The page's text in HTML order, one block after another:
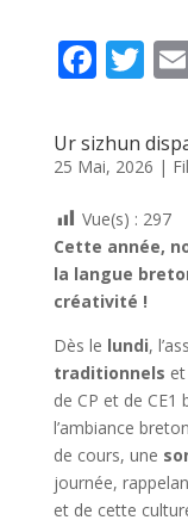
F
e
b
o
o
k
T
itt
er
Ur sizhun
25 Mai, 2026 |
Vue(s) : 297
Cette année,
la langue
créativité !
Dès le lundi,
traditionnels
de CP et de CE1
l’ambiance
de cours, une
journée,
et de cette